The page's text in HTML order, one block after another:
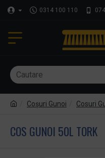
0314 100 110
Coşuri Gunoi Cosuri
COS GUNOI 50L TORK